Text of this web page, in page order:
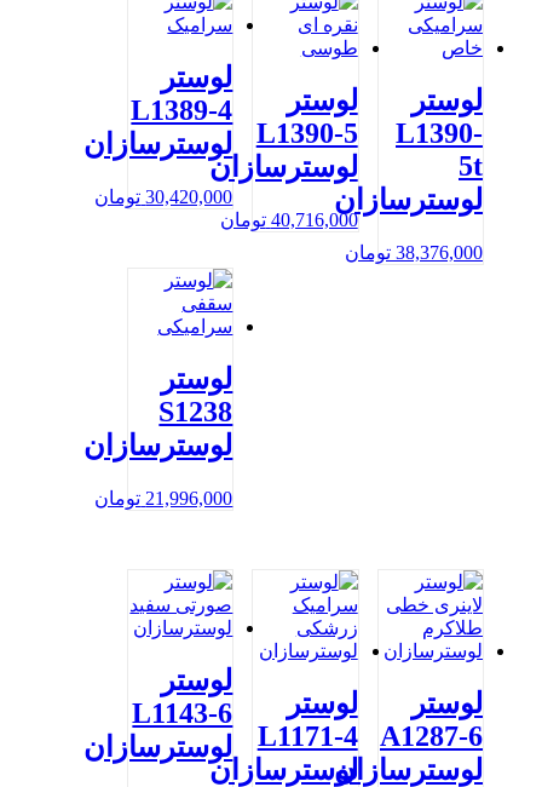
لوستر
L1390-
5t
لوسترسازان
38,376,000 تومان
لوستر
L1390-5
لوسترسازان
40,716,000 تومان
لوستر
L1389-4
لوسترسازان
30,420,000 تومان
لوستر
S1238
لوسترسازان
21,996,000 تومان
لوستر
A1287-6
لوسترسازان
لوستر
L1171-4
لوسترسازان
لوستر
L1143-6
لوسترسازان